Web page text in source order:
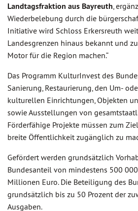
Landtagsfraktion aus Bayreuth,
Wiederbelebung durch die
Initiative wird Schloss Erkersreuth
Landesgrenzen hinaus bekannt und
Motor für die Region machen.“
Das Programm KulturInvest des
Sanierung, Restaurierung, den Um-
kulturellen Einrichtungen, Objekten
sowie Ausstellungen von
Förderfähige Projekte müssen zum
breite Öffentlichkeit zugänglich zu
Gefördert werden grundsätzlich
Bundesanteil von mindestens 500
Millionen Euro. Die Beteiligung des
grundsätzlich bis zu 50 Prozent der
Ausgaben.